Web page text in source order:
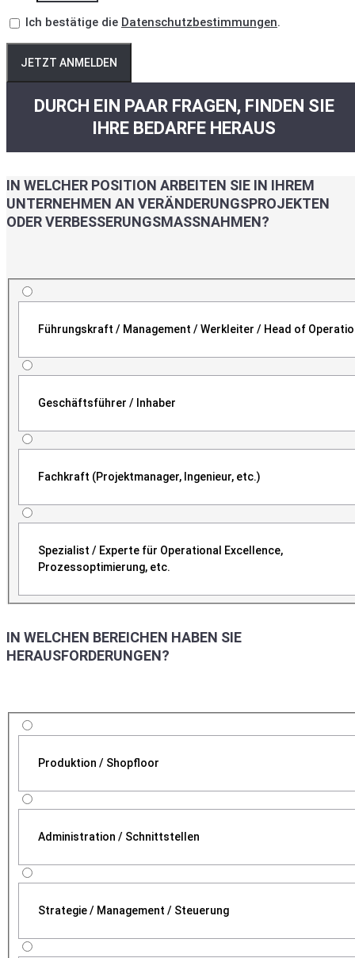
Ich bestätige die Datenschutzbestimmungen.
JETZT ANMELDEN
DURCH EIN PAAR FRAGEN, FINDEN SIE
IHRE BEDARFE HERAUS
IN WELCHER POSITION ARBEITEN SIE IN IHREM
UNTERNEHMEN AN VERÄNDERUNGSPROJEKTEN
ODER VERBESSERUNGSMASSNAHMEN?
Führungskraft / Management / Werkleiter / Head of
Geschäftsführer / Inhaber
Fachkraft (Projektmanager, Ingenieur, etc.)
Spezialist / Experte für Operational Excellence,
Prozessoptimierung, etc.
IN WELCHEN BEREICHEN HABEN SIE
HERAUSFORDERUNGEN?
Produktion / Shopfloor
Administration / Schnittstellen
Strategie / Management / Steuerung